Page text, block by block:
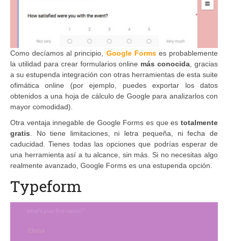
Como decíamos al principio, Google Formses probablemente
la utilidad para crear formularios online más conocida , gracias
a su estupenda integración con otras herramientas de esta suite
ofimática online (por ejemplo, puedes exportar los datos
obtenidos a una hoja de cálculo de Google para analizarlos con
mayor comodidad).
Otra ventaja innegable de Google Forms es que es totalmente
gratis . No tiene limitaciones, ni letra pequeña, ni fecha de
caducidad. Tienes todas las opciones que podrías esperar de
una herramienta así a tu alcance, sin más. Si no necesitas algo
realmente avanzado, Google Forms es una estupenda opción.
Typeform